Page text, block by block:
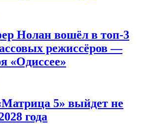
Нолан вошёл в топ-3
режиссёров —
«Одиссее»
5» выйдет не
года